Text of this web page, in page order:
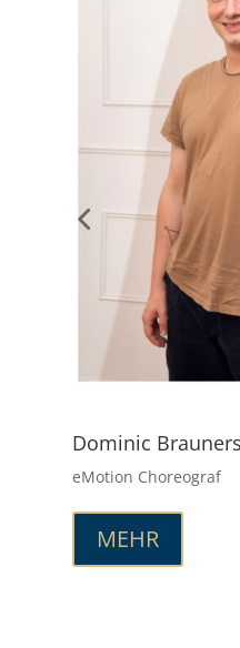
Dominic
eMotion Choreograf
MEHR